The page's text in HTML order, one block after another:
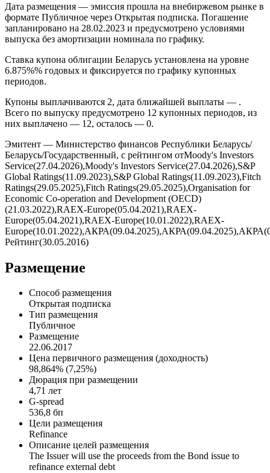
Дата размещения — эмиссия прошла на внебиржевом рынке в
формате Публичное через Открытая подписка. Погашение
запланировано на 28.02.2023 и предусмотрено условиями
выпуска без амортизации номинала по графику.
Ставка купона облигации Беларусь установлена на уровне
6.875%% годовых и фиксируется по графику купонных
периодов.
Купоны выплачиваются 2, дата ближайшей выплаты — .
Всего по выпуску предусмотрено 12 купонных периодов, из
них выплачено — 12, осталось — 0.
Эмитент — Министерство финансов Республики Беларусь/
Беларусь/Государственный, с рейтингом отMoody's Investors
Service(27.04.2026),Moody's Investors Service(27.04.2026),S&P
Global Ratings(11.09.2023),S&P Global Ratings(11.09.2023),Fitch
Ratings(29.05.2025),Fitch Ratings(29.05.2025),Organisation for
Economic Co-operation and Development (OECD)
(21.03.2022),RAEX-Europe(05.04.2021),RAEX-
Europe(05.04.2021),RAEX-Europe(10.01.2022),RAEX-
Рейтинг(30.05.2016)
Размещение
Способ размещения
Открытая подписка
Тип размещения
Публичное
Размещение
22.06.2017
Цена первичного размещения (доходность)
98,864% (7,25%)
Дюрация при размещении
4,71 лет
G-spread
536,8 бп
Цели размещения
Refinance
Описание целей размещения
The Issuer will use the proceeds from the Bond issue to
refinance external debt